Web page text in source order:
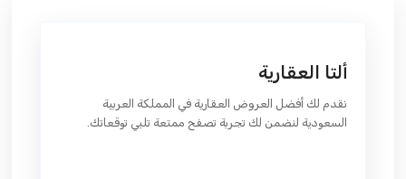
ألتا العقارية
نقدم لك أفضل العروض العقارية في المملكة العربية
السعودية لنضمن لك تجربة تصفح ممتعة تلبي توقعاتك.